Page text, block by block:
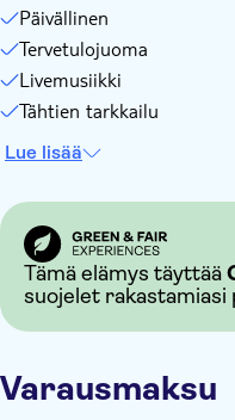
Päivällinen
Tervetulojuoma
Livemusiikki
Tähtien tarkkailu
Lue lisää
Tämä elämys täyttää
suojelet rakastamiasi
Varausmaksu